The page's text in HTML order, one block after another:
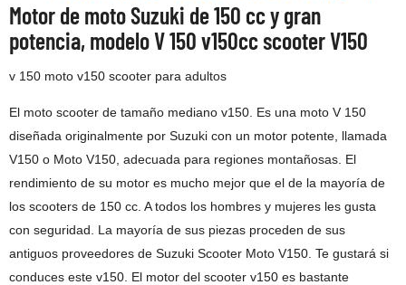
Motor de moto Suzuki de 150 cc y gran
potencia, modelo V 150 v150cc scooter V150
v 150 moto v150 scooter para adultos
El moto scooter de tamaño mediano v150. Es una moto V 150
diseñada originalmente por Suzuki con un motor potente, llamada
V150 o Moto V150, adecuada para regiones montañosas. El
rendimiento de su motor es mucho mejor que el de la mayoría de
los scooters de 150 cc. A todos los hombres y mujeres les gusta
con seguridad. La mayoría de sus piezas proceden de sus
antiguos proveedores de Suzuki Scooter Moto V150. Te gustará si
conduces este v150. El motor del scooter v150 es bastante